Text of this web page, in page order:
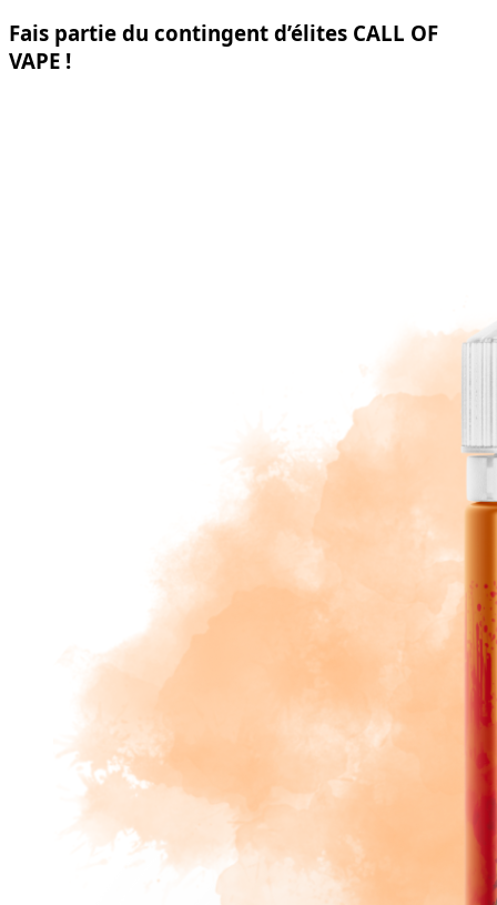
Fais partie du contingent d’élites CALL OF
VAPE !